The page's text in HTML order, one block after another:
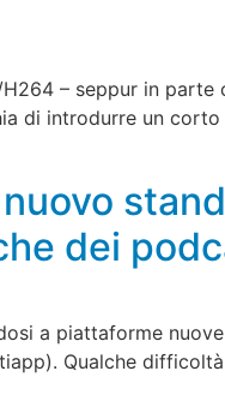
– seppur in
di introdurre un
dei
a piattaforme
Qualche